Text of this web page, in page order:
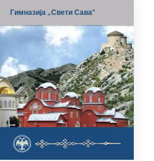
Гимназија „Свети Сава“